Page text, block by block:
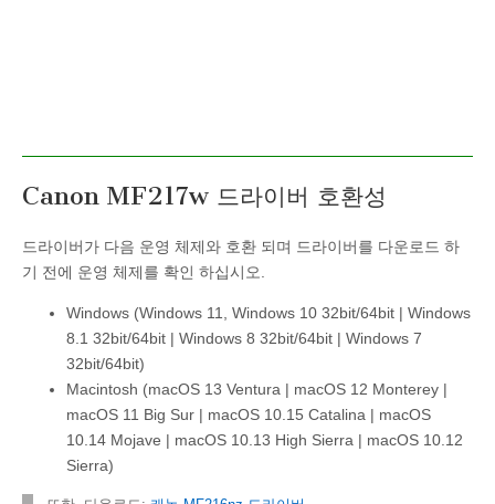
Canon MF217w 드라이버 호환성
드라이버가 다음 운영 체제와 호환 되며 드라이버를 다운로드 하
기 전에 운영 체제를 확인 하십시오.
Windows (Windows 11, Windows 10 32bit/64bit | Windows
8.1 32bit/64bit | Windows 8 32bit/64bit | Windows 7
32bit/64bit)
Macintosh (macOS 13 Ventura | macOS 12 Monterey |
macOS 11 Big Sur | macOS 10.15 Catalina | macOS
10.14 Mojave | macOS 10.13 High Sierra | macOS 10.12
Sierra)